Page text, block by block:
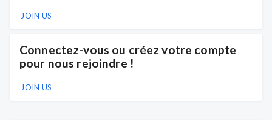
JOIN US
Connectez-vous ou créez votre compte
pour nous rejoindre !
JOIN US